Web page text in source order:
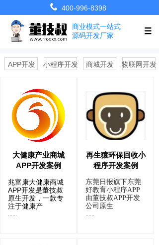
400-996-8398
商业模式一站式
源码开发厂家
物联网开发
小程序开发 商城开发
APP开发
大健康产业商城
APP开发案例
兆富康大健康商城
APP开发是董技叔
原生开发，一款专
注于健康产
......
再生猿环保回收小
程序开发案例
东莞日报旗下东莞
好教育小程序APP
由董技叔APP开发
公司原生
......